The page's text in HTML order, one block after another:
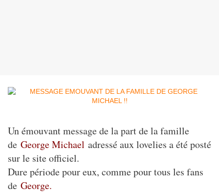
Un émouvant message de la part de la famille
de George Michael adressé aux lovelies a été posté
sur le site officiel.
Dure période pour eux, comme pour tous les fans
de George.